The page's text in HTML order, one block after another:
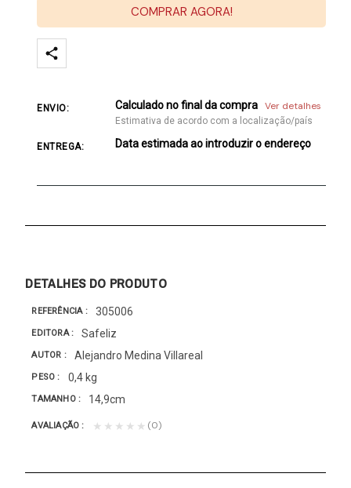
COMPRAR AGORA!
ENVIO: Calculado no final da compra Ver detalhes
Estimativa de acordo com a localização/país
ENTREGA: Data estimada ao introduzir o endereço
DETALHES DO PRODUTO
REFERÊNCIA 305006
EDITORA Safeliz
AUTOR Alejandro Medina Villareal
PESO 0,4 kg
TAMANHO 14,9cm
AVALIAÇÃO ★★★★★ (0)